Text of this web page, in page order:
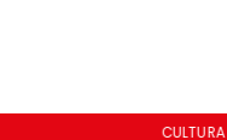
CULTURA